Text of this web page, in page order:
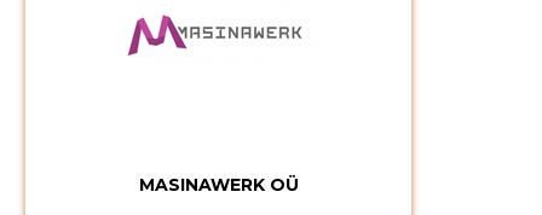
MASINAWERK OÜ